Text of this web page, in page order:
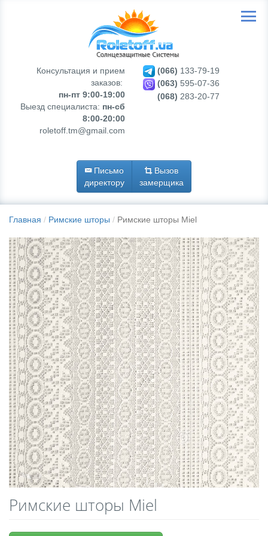
Консультация и прием
заказов:
пн-пт 9:00-19:00
Выезд специалиста: пн-сб
8:00-20:00
roletoff.tm@gmail.com
(066) 133-79-19
(063) 595-07-36
(068) 283-20-77
Письмо
директору
Вызов
замерщика
Главная Римские шторы Римские шторы Miel
Римские шторы Miel